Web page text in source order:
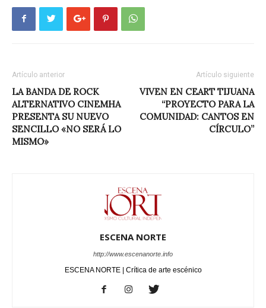
Artículo anterior
LA BANDA DE ROCK
ALTERNATIVO CINEMHA
PRESENTA SU NUEVO
SENCILLO «NO SERÁ LO
MISMO»
Artículo siguiente
VIVEN EN CEART TIJUANA
“PROYECTO PARA LA
COMUNIDAD: CANTOS EN
CÍRCULO”
ESCENA NORTE
http://www.escenanorte.info
ESCENA NORTE | Crítica de arte escénico